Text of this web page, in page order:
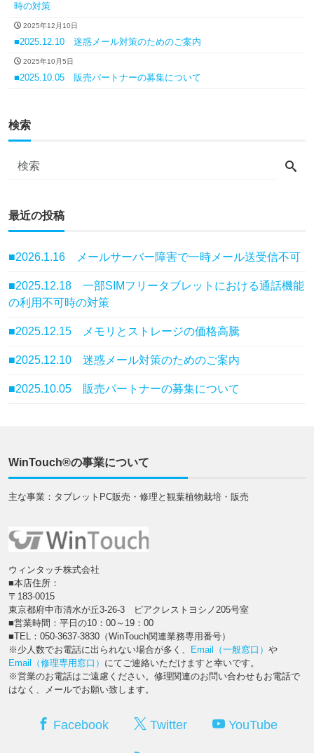
時の対策
2025年12月10日
■2025.12.10 迷惑メール対策のためのご案内
2025年10月5日
■2025.10.05 販売パートナーの募集について
検索
最近の投稿
■2026.1.16 メールサーバー障害で一時メール送受信不可
■2025.12.18 一部SIMフリータブレットにおける通話機能
の利用不可時の対策
■2025.12.15 メモリとストレージの価格高騰
■2025.12.10 迷惑メール対策のためのご案内
■2025.10.05 販売パートナーの募集について
WinTouch®の事業について
主な事業：タブレットPC販売・修理と観葉植物栽培・販売
ウィンタッチ株式会社
■本店住所：
〒183-0015
東京都府中市清水が丘3-26-3 ピアクレストヨシノ205号室
■営業時間：平日の10：00～19：00
■TEL：050-3637-3830（WinTouch関連業務専用番号）
※少人数でお電話に出られない場合が多く、
Email（一般窓口） や
Email（修理専用窓口） にてご連絡いただけますと幸いです。
※営業のお電話はご遠慮ください。修理関連のお問い合わせもお電話で
はなく、メールでお願い致します。
Facebook Twitter YouTube